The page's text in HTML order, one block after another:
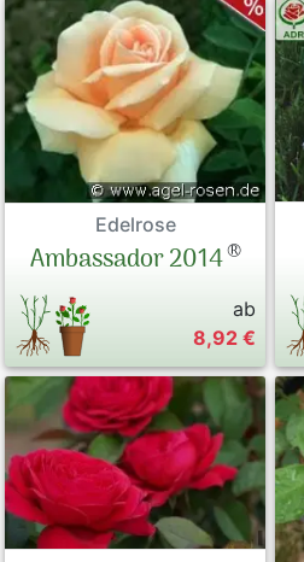
Edelrose
Ambassador 2014®
ab
8,92 €